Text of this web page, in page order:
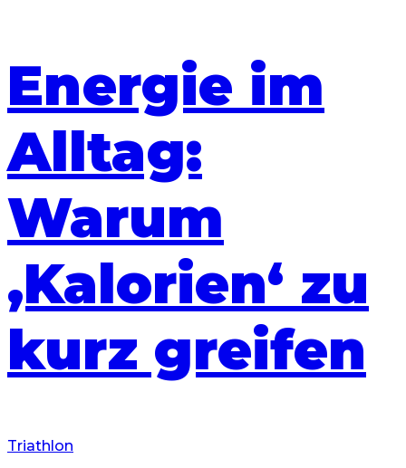
Energie im
Alltag:
Warum
‚Kalorien‘ zu
kurz greifen
Triathlon